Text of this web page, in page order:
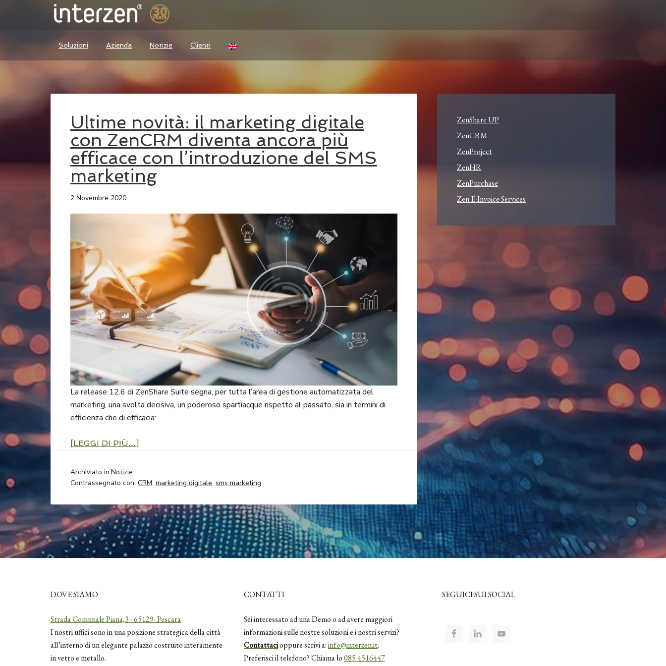
Soluzioni Azienda Notizie Clienti
Ultime novità: il marketing digitale
con ZenCRM diventa ancora più
efficace con l’introduzione del SMS
marketing
2 Novembre 2020
La release 12.6 di ZenShare Suite segna, per tutta l’area di gestione automatizzata del
marketing, una svolta decisiva, un poderoso spartiacque rispetto al passato, sia in termini di
efficienza che di efficacia:
[LEGGI DI PIÙ…]
Archiviato in:Notizie
Contrassegnato con: CRM, marketing digitale, sms marketing
ZenShare UP
ZenCRM
ZenProject
ZenHR
ZenPurchase
Zen E-Invoice Services
DOVE SIAMO
Strada Comunale Piana,3 - 65129- Pescara
I nostri uffici sono in una posizione strategica della città
all’interno di un elegante palazzo costruito interamente
in vetro e metallo.
CONTATTI
Sei interessato ad una Demo o ad avere maggiori
informazioni sulle nostre soluzioni e i nostri servizi?
Contattacioppure scrivi a:info@interzen.it.
Preferisci il telefono? Chiama lo085 4516447
SEGUICI SUI SOCIAL